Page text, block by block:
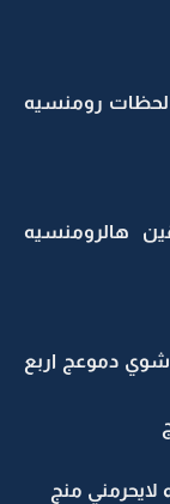
لحظات رومنسيه
هالرومنسيه
دموعج اربع
منج